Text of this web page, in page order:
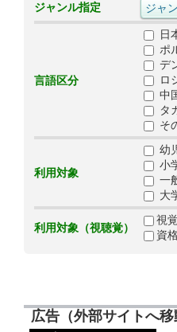
ジャンル指定
言語区分
日
ポ
デ
ロ
中
タ
そ
利用対象
幼
小
一
大
利用対象（視聴覚）
視
資
広告（外部サイトへ移